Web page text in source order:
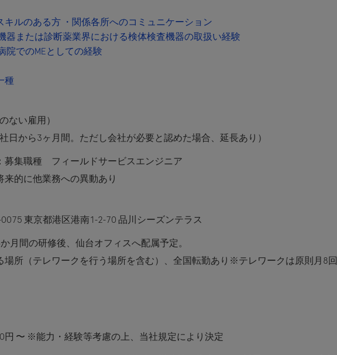
キルのある方 ・関係各所へのコミュニケーション
器または診断薬業界における検体検査機器の取扱い経験
院でのMEとしての経験
種
ない雇用）
日から3ヶ月間。ただし会社が必要と認めた場合、延長あり）
募集職種 フィールドサービスエンジニア
他業務への異動あり
東京都港区港南1-2-70 品川シーズンテラス
後、仙台オフィスへ配属予定。
場所（テレワークを行う場所を含む）、全国転勤あり※テレワークは原則月8回
〜 ※能力・経験等考慮の上、当社規定により決定